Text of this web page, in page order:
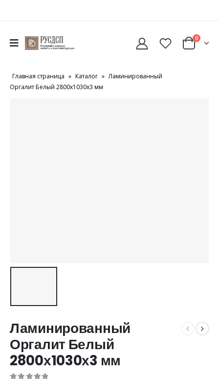
0
Главная страница » Каталог » Ламинированный
Оргалит Белый 2800х1030х3 мм
Ламинированный
Оргалит Белый
2800х1030х3 мм